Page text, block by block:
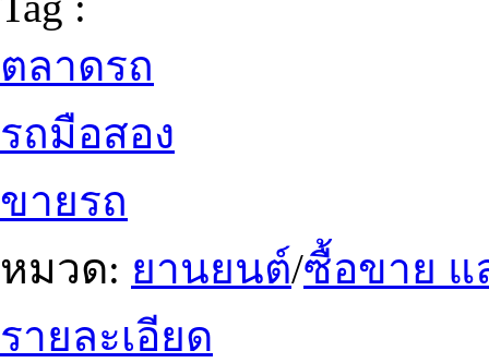
ตลาดรถ
รถมือสอง
ขายรถ
หมวด: ยานยนต์/ซื้อขาย แ
รายละเอียด